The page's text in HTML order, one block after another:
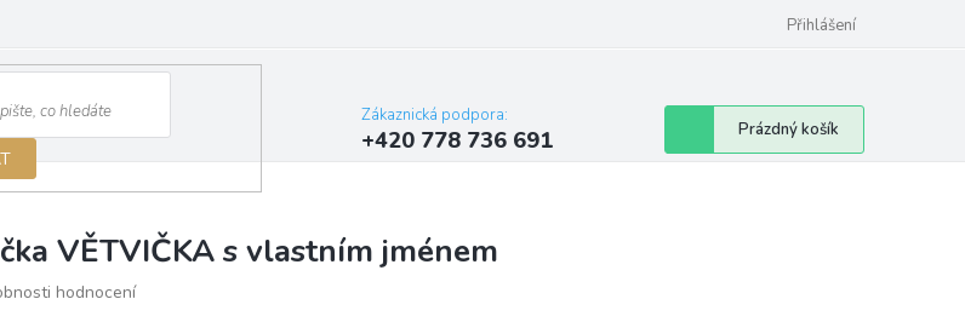
Přihlášení
Zákaznická podpora:
+420 778 736 691
Nákupní
košík
Prázdný košík
VĚTVIČKA s vlastním jménem
hodnocení